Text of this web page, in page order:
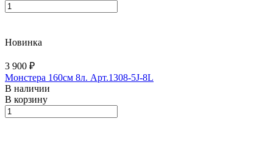
Новинка
3 900 ₽
Монстера 160см 8л. Арт.1308-5J-8L
В наличии
В корзину